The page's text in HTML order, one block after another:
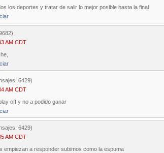
los deportes y tratar de salir lo mejor posible hasta la final
AM CDT
6429)
AM CDT
off y no a podido ganar
6429)
AM CDT
empiezan a responder subimos como la espuma